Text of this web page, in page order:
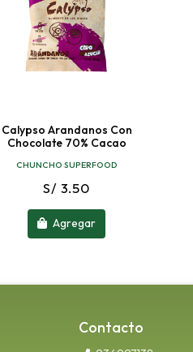
Calypso Arandanos Con
Chocolate 70% Cacao
CHUNCHO SUPERFOOD
S/ 3.50
Agregar
Contacto